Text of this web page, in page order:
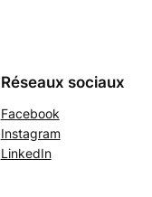
Réseaux sociaux
Facebook
Instagram
LinkedIn